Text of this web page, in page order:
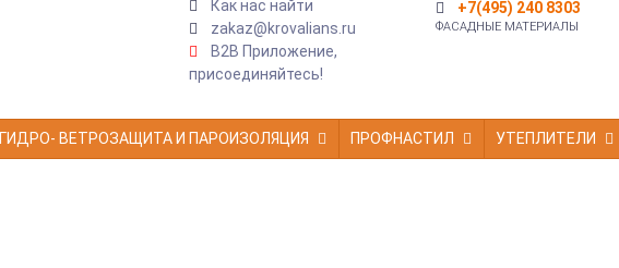
Как нас найти
zakaz@krovalians.ru
B2B Приложение,
присоединяйтесь!
+7(495) 240 8303
ФАСАДНЫЕ МАТЕРИАЛЫ
ГИДРО- ВЕТРОЗАЩИТА И ПАРОИЗОЛЯЦИЯ ПРОФНАСТИЛ УТЕПЛИТЕЛИ